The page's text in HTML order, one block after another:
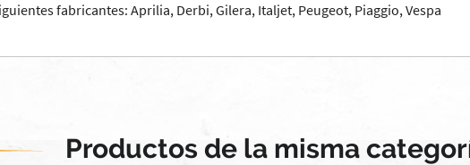
fabricantes: Aprilia, Derbi, Gilera, Italjet, Peugeot, Piaggio, Vespa
Productos de la misma